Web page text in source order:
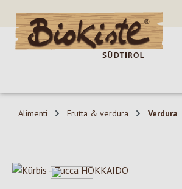
al contenuto principale
Salta alla ricerca
Passa alla navigazione principale
Alimenti Frutta & verdura Verdura
Salta la galleria di immagini